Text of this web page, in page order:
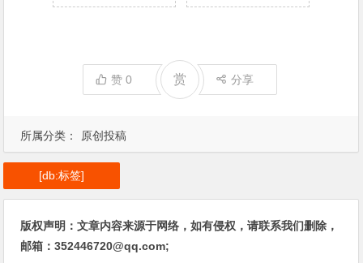
所属分类： 原创投稿
赞0 赏 分享
[db:标签]
版权声明：文章内容来源于网络，如有侵权，请联系我们删除，
邮箱：352446720@qq.com;